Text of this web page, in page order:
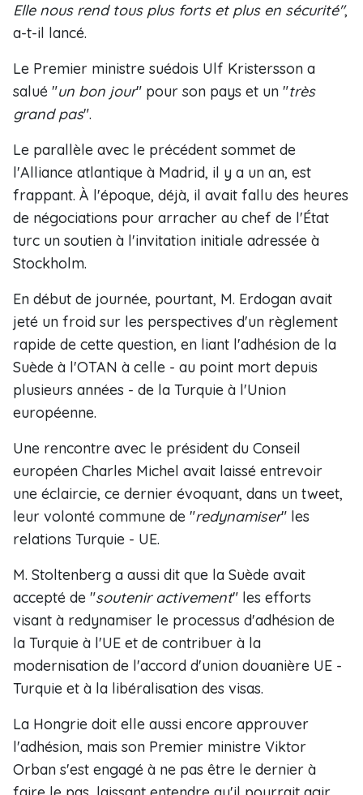
Elle nous rend tous plus forts et plus en sécurité",
a-t-il lancé.
Le Premier ministre suédois Ulf Kristersson a
salué "un bon jour" pour son pays et un "très
grand pas".
Le parallèle avec le précédent sommet de
l'Alliance atlantique à Madrid, il y a un an, est
frappant. À l'époque, déjà, il avait fallu des heures
de négociations pour arracher au chef de l'État
turc un soutien à l'invitation initiale adressée à
Stockholm.
En début de journée, pourtant, M. Erdogan avait
jeté un froid sur les perspectives d'un règlement
rapide de cette question, en liant l'adhésion de la
Suède à l'OTAN à celle - au point mort depuis
plusieurs années - de la Turquie à l'Union
européenne.
Une rencontre avec le président du Conseil
européen Charles Michel avait laissé entrevoir
une éclaircie, ce dernier évoquant, dans un tweet,
leur volonté commune de "redynamiser" les
relations Turquie - UE.
M. Stoltenberg a aussi dit que la Suède avait
accepté de "soutenir activement" les efforts
visant à redynamiser le processus d'adhésion de
la Turquie à l'UE et de contribuer à la
modernisation de l'accord d'union douanière UE -
Turquie et à la libéralisation des visas.
La Hongrie doit elle aussi encore approuver
l'adhésion, mais son Premier ministre Viktor
Orban s'est engagé à ne pas être le dernier à